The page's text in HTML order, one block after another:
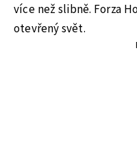
více než slibně. Forza
otevřený svět.